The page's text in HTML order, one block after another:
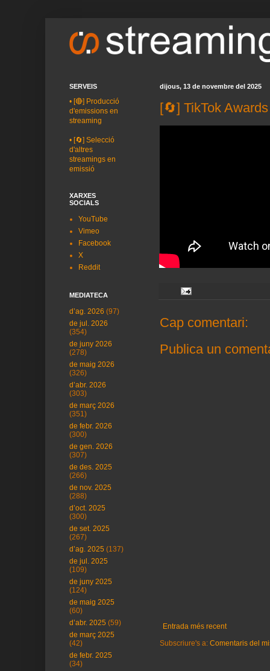
dijous, 13 de novembre del 2025
[🔄] TikTok
Cap comentari:
Publica un
Entrada més recent
Subscriure's a: Comentaris del
SERVEIS
• [🔴] Producció
d'emissions en
streaming
• [🔄] Selecció
d'altres
streamings en
emissió
XARXES
SOCIALS
YouTube
Vimeo
Facebook
X
Reddit
MEDIATECA
d’ag. 2026 (97)
de jul. 2026
(354)
de juny 2026
(278)
de maig 2026
(326)
d’abr. 2026
(303)
de març 2026
(351)
de febr. 2026
(300)
de gen. 2026
(307)
de des. 2025
(266)
de nov. 2025
(288)
d’oct. 2025
(300)
de set. 2025
(267)
d’ag. 2025 (137)
de jul. 2025
(109)
de juny 2025
(124)
de maig 2025
(60)
d’abr. 2025 (59)
de març 2025
(42)
de febr. 2025
(34)